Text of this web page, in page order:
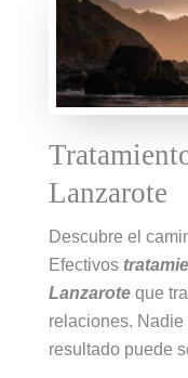
Lanzarote
Descubre el
Efectivos
Lanzarote que
relaciones. Nadie
resultado puede